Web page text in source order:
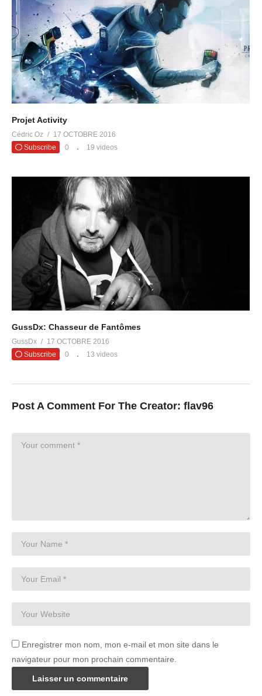
Projet Activity
Cédric Oz
17 OCTOBRE 2016
Subscribe
0 19 videos
GussDx: Chasseur de Fantômes
GussDx
17 OCTOBRE 2016
Subscribe
0 13 videos
Post A Comment For The Creator: flav96
Enregistrer mon nom, mon e-mail et mon site dans le
navigateur pour mon prochain commentaire.